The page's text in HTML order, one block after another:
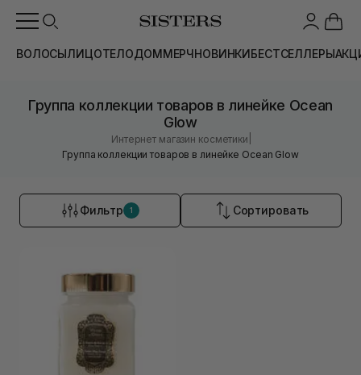
ВОЛОСЫЛИЦОТЕЛОДОММЕРЧНОВИНКИБЕСТСЕЛЛЕРЫ
Группа коллекции товаров в линейке Ocean
Glow
Интернет магазин косметики
Группа коллекции товаров в линейке Ocean Glow
Фильтр 1 Сортировать